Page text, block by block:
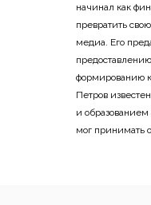
начинал как
превратить
медиа. Его
формированию
Петров
и
мог принимать